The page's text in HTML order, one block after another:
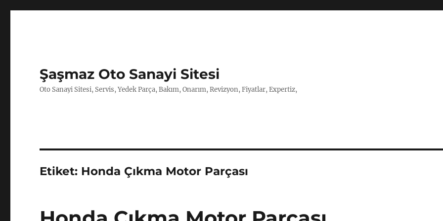
Şaşmaz Oto Sanayi Sitesi
Oto Sanayi Sitesi, Servis, Yedek Parça, Bakım, Onarım, Revizyon, Fiyatlar, Expertiz,
Etiket: Honda Çıkma Motor Parçası